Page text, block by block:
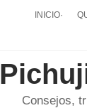
INICIO·
Consejos,